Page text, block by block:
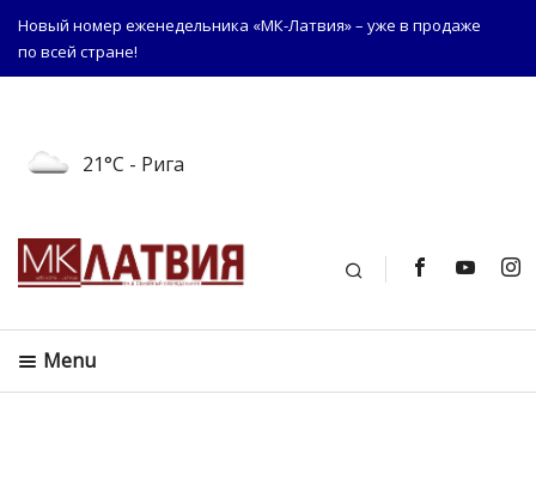
Новый номер еженедельника «МК-Латвия» – уже в продаже
по всей стране!
21°C - Рига
Поиск
Menu